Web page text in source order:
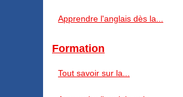
Apprendre l'anglais dès la...
Formation
Tout savoir sur la...